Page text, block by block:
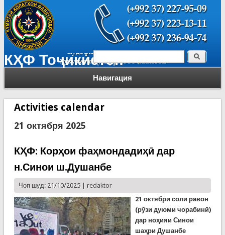
КҲФ Тоҷикистон
Навигация
Форма поиска Поиск
Activities calendar
21 октября 2025
КҲФ: Корҳои фаҳмондадиҳӣ дар
н.Синои ш.Душанбе
Чоп шуд: 21/10/2025 | redaktor
21 октябри соли равон
(рӯзи дуюми чорабинӣ)
дар ноҳияи Синои
шаҳри Душанбе